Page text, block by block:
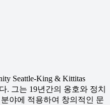
Seattle-King & Kittitas
. 그는 19년간의 옹호와 정치
야에 적용하여 창의적인 문